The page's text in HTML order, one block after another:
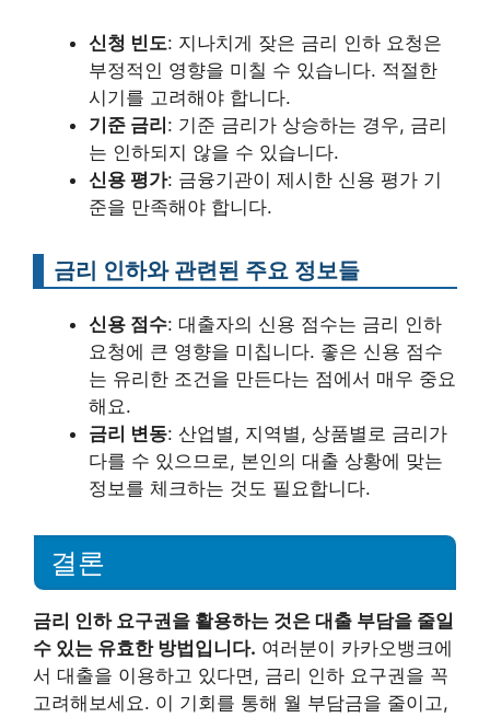
신청 빈도: 지나치게 잦은 금리 인하 요청은
부정적인 영향을 미칠 수 있습니다. 적절한
시기를 고려해야 합니다.
기준 금리 : 기준 금리가 상승하는 경우, 금리
는 인하되지 않을 수 있습니다.
신용 평가: 금융기관이 제시한 신용 평가 기
준을 만족해야 합니다.
금리 인하와 관련된 주요 정보들
신용 점수: 대출자의 신용 점수는 금리 인하
요청에 큰 영향을 미칩니다. 좋은 신용 점수
는 유리한 조건을 만든다는 점에서 매우 중요
해요.
금리 변동: 산업별, 지역별, 상품별로 금리가
다를 수 있으므로, 본인의 대출 상황에 맞는
정보를 체크하는 것도 필요합니다.
결론
금리 인하 요구권을 활용하는 것은 대출 부담을 줄일
수 있는 유효한 방법입니다. 여러분이 카카오뱅크에
서 대출을 이용하고 있다면, 금리 인하 요구권을 꼭
고려해보세요. 이 기회를 통해 월 부담금을 줄이고,